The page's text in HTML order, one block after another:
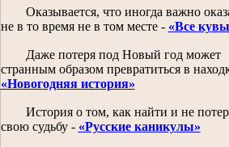
Оказывается, что иногда важно
не в то время не в том месте - «Все
Даже потеря под Новый год может
странным образом превратиться в
«Новогодняя история»
История о том, как найти и не
свою судьбу - «Русские каникулы»